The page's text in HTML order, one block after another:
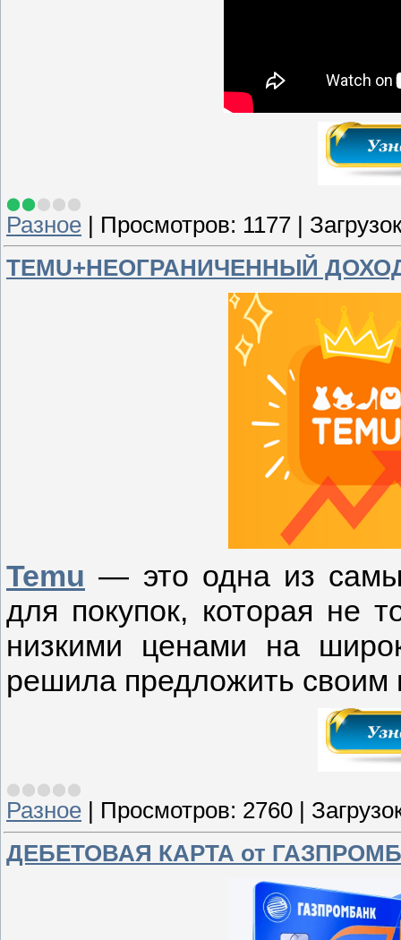
Разное Просмотров: 1177
TEMU+НЕОГРАНИЧЕННЫЙ
Temu — это одна из
для покупок, которая не
низкими ценами на
решила предложить своим
Разное Просмотров: 2760
ДЕБЕТОВАЯ КАРТА от